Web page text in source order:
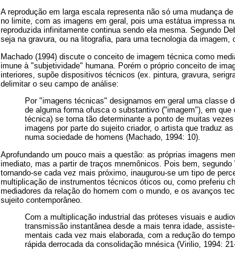
A reprodução em larga escala representa não só uma mudança
no limite, com as imagens em geral, pois uma estátua impressa
reproduzida infinitamente continua sendo ela mesma. Segundo
seja na gravura, ou na litografia, para uma tecnologia da
Machado (1994) discute o conceito de imagem técnica como
imune à "subjetividade" humana. Porém o próprio conceito de
interiores, supõe dispositivos técnicos (ex. pintura, gravura,
delimitar o seu campo de análise:
Por "imagens técnicas" designamos em geral uma classe
de alguma forma ofusca o substantivo ("imagem"), em
técnica) se torna tão determinante a ponto de muitas
imagens por parte do sujeito criador, o artista que traduz
numa sociedade de homens (Machado, 1994: 10).
Aprofundando um pouco mais a questão: as próprias imagens
imediato, mas a partir de traços mnemônicos. Pois bem,
tornando-se cada vez mais próximo, inaugurou-se um tipo de
multiplicação de instrumentos técnicos óticos ou, como preferiu
mediadores da relação do homem com o mundo, e os avanços
sujeito contemporâneo.
Com a multiplicação industrial das próteses visuais e
transmissão instantânea desde a mais tenra idade,
mentais cada vez mais elaborada, com a redução do
rápida derrocada da consolidação mnésica (Virilio, 1994: